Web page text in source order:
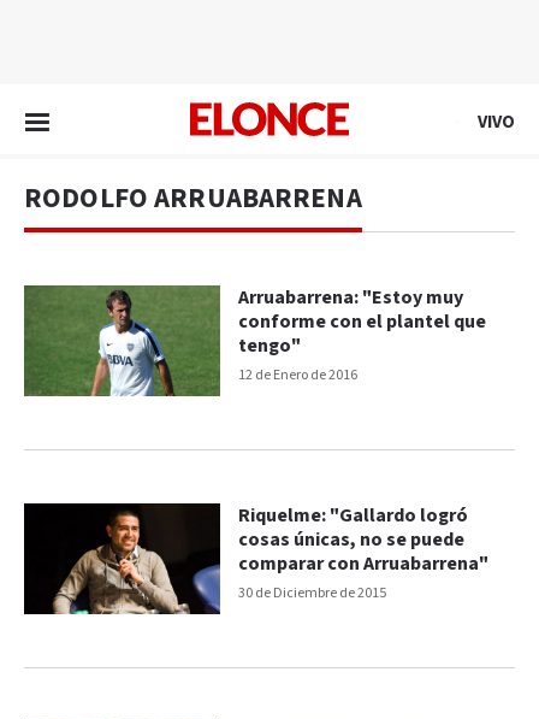
VIVO
RODOLFO ARRUABARRENA
12 de Enero de 2016
Arruabarrena: "Estoy muy
conforme con el plantel que
tengo"
30 de Diciembre de 2015
Riquelme: "Gallardo logró
cosas únicas, no se puede
comparar con Arruabarrena"